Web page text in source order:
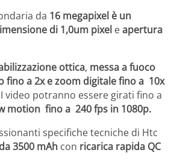
da 16 megapixel è un
di 1,0um pixel eapertura
ottica, messa a fuoco
fino a 2x e zoom digitale fino a 10x
video potranno essere girati fino a
motion fino a 240 fps in 1080p.
specifiche tecniche di Htc
3500 mAh con ricarica rapida QC